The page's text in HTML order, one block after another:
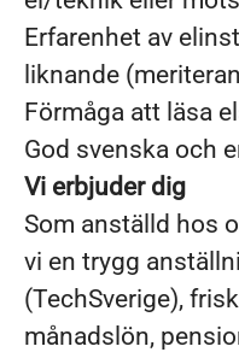
Erfarenhet av
liknande
Förmåga att läsa
God svenska och
Vi erbjuder dig
Som anställd hos
vi en trygg
(TechSverige),
månadslön,